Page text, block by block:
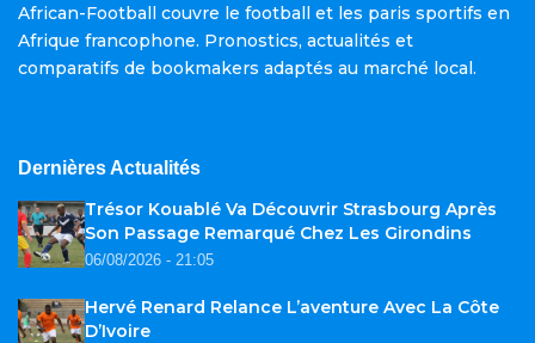
African-Football couvre le football et les paris sportifs en
Afrique francophone. Pronostics, actualités et
comparatifs de bookmakers adaptés au marché local.
Dernières Actualités
Trésor Kouablé Va Découvrir Strasbourg Après
Son Passage Remarqué Chez Les Girondins
06/08/2026 - 21:05
Hervé Renard Relance L’aventure Avec La Côte
D’Ivoire